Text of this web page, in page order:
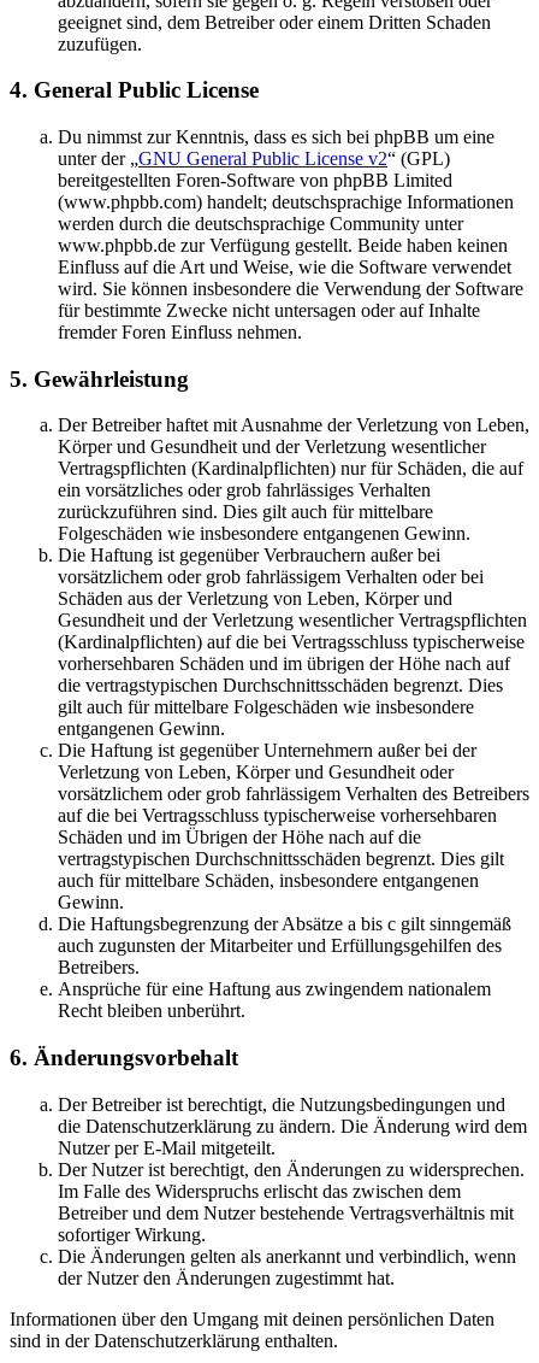
geeignet sind, dem Betreiber oder einem Dritten Schaden
zuzufügen.
4. General Public License
Du nimmst zur Kenntnis, dass es sich bei phpBB um eine
unter der „GNU General Public License v2“ (GPL)
bereitgestellten Foren-Software von phpBB Limited
(www.phpbb.com) handelt; deutschsprachige Informationen
werden durch die deutschsprachige Community unter
www.phpbb.de zur Verfügung gestellt. Beide haben keinen
Einfluss auf die Art und Weise, wie die Software verwendet
wird. Sie können insbesondere die Verwendung der Software
für bestimmte Zwecke nicht untersagen oder auf Inhalte
fremder Foren Einfluss nehmen.
5. Gewährleistung
Der Betreiber haftet mit Ausnahme der Verletzung von Leben,
Körper und Gesundheit und der Verletzung wesentlicher
Vertragspflichten (Kardinalpflichten) nur für Schäden, die auf
ein vorsätzliches oder grob fahrlässiges Verhalten
zurückzuführen sind. Dies gilt auch für mittelbare
Folgeschäden wie insbesondere entgangenen Gewinn.
Die Haftung ist gegenüber Verbrauchern außer bei
vorsätzlichem oder grob fahrlässigem Verhalten oder bei
Schäden aus der Verletzung von Leben, Körper und
Gesundheit und der Verletzung wesentlicher Vertragspflichten
(Kardinalpflichten) auf die bei Vertragsschluss typischerweise
vorhersehbaren Schäden und im übrigen der Höhe nach auf
die vertragstypischen Durchschnittsschäden begrenzt. Dies
gilt auch für mittelbare Folgeschäden wie insbesondere
entgangenen Gewinn.
Die Haftung ist gegenüber Unternehmern außer bei der
Verletzung von Leben, Körper und Gesundheit oder
vorsätzlichem oder grob fahrlässigem Verhalten des Betreibers
auf die bei Vertragsschluss typischerweise vorhersehbaren
Schäden und im Übrigen der Höhe nach auf die
vertragstypischen Durchschnittsschäden begrenzt. Dies gilt
auch für mittelbare Schäden, insbesondere entgangenen
Gewinn.
Die Haftungsbegrenzung der Absätze a bis c gilt sinngemäß
auch zugunsten der Mitarbeiter und Erfüllungsgehilfen des
Betreibers.
Ansprüche für eine Haftung aus zwingendem nationalem
Recht bleiben unberührt.
6. Änderungsvorbehalt
Der Betreiber ist berechtigt, die Nutzungsbedingungen und
die Datenschutzerklärung zu ändern. Die Änderung wird dem
Nutzer per E-Mail mitgeteilt.
Der Nutzer ist berechtigt, den Änderungen zu widersprechen.
Im Falle des Widerspruchs erlischt das zwischen dem
Betreiber und dem Nutzer bestehende Vertragsverhältnis mit
sofortiger Wirkung.
Die Änderungen gelten als anerkannt und verbindlich, wenn
der Nutzer den Änderungen zugestimmt hat.
Informationen über den Umgang mit deinen persönlichen Daten
sind in der Datenschutzerklärung enthalten.